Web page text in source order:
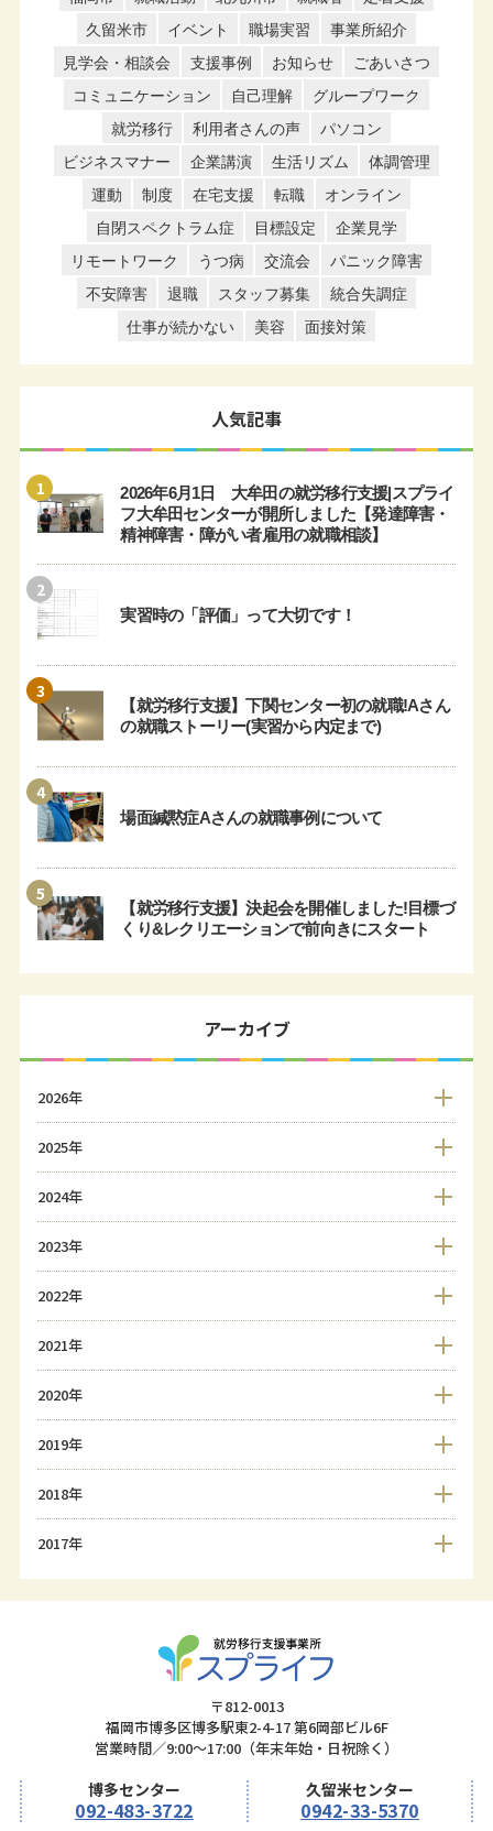
久留米市
イベント 職場実習
事業所紹介
見学会・相談会
支援事例 お知らせ
ごあいさつ
コミュニケーション
自己理解
グループワーク
就労移行
利用者さんの声
パソコン
ビジネスマナー
企業講演 生活リズム
体調管理
運動
制度 在宅支援 転職
オンライン
自閉スペクトラム症
目標設定
企業見学
リモートワーク
うつ病 交流会
パニック障害
不安障害
退職 スタッフ募集
統合失調症
仕事が続かない
美容 面接対策
人気記事
1
2026年6月1日 大牟田の就労移行支援|スプライ
フ大牟田センターが開所しました【発達障害・
精神障害・障がい者雇用の就職相談】
2
実習時の「評価」って大切です！
3
【就労移行支援】下関センター初の就職!Aさん
の就職ストーリー(実習から内定まで)
4
場面緘黙症Aさんの就職事例について
5
【就労移行支援】決起会を開催しました!目標づ
くり&レクリエーションで前向きにスタート
アーカイブ
2026年
2025年
2024年
2023年
2022年
2021年
2020年
2019年
2018年
2017年
〒812-0013
福岡市博多区博多駅東2-4-17 第6岡部ビル6F
営業時間／9:00～17:00（年末年始・日祝除く）
博多センター
092-483-3722
久留米センター
0942-33-5370